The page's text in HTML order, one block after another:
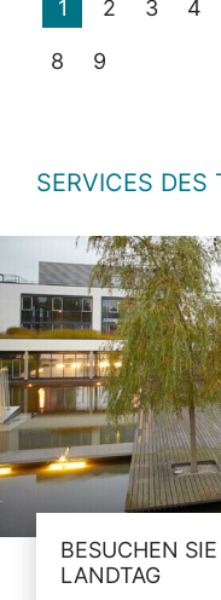
1 2 3 4
8 9
SERVICES DES
BESUCHEN
LANDTAG